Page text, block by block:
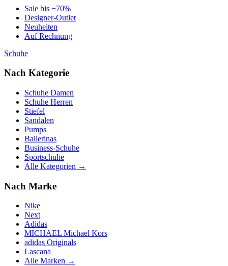
Sale bis −70%
Designer-Outlet
Neuheiten
Auf Rechnung
Schuhe
Nach Kategorie
Schuhe Damen
Schuhe Herren
Stiefel
Sandalen
Pumps
Ballerinas
Business-Schuhe
Sportschuhe
Alle Kategorien →
Nach Marke
Nike
Next
Adidas
MICHAEL Michael Kors
adidas Originals
Lascana
Alle Marken →